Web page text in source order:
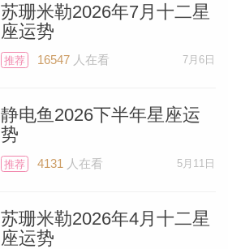
苏珊米勒2026年7月十二星
座运势
推荐 16547人在看 7月6日
静电鱼2026下半年星座运
势
推荐 4131 人在看 5月11日
苏珊米勒2026年4月十二星
座运势